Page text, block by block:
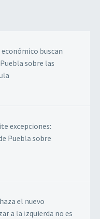
reunió a los
buscan
sobre las
excepciones:
Puebla sobre
el nuevo
a la izquierda no es